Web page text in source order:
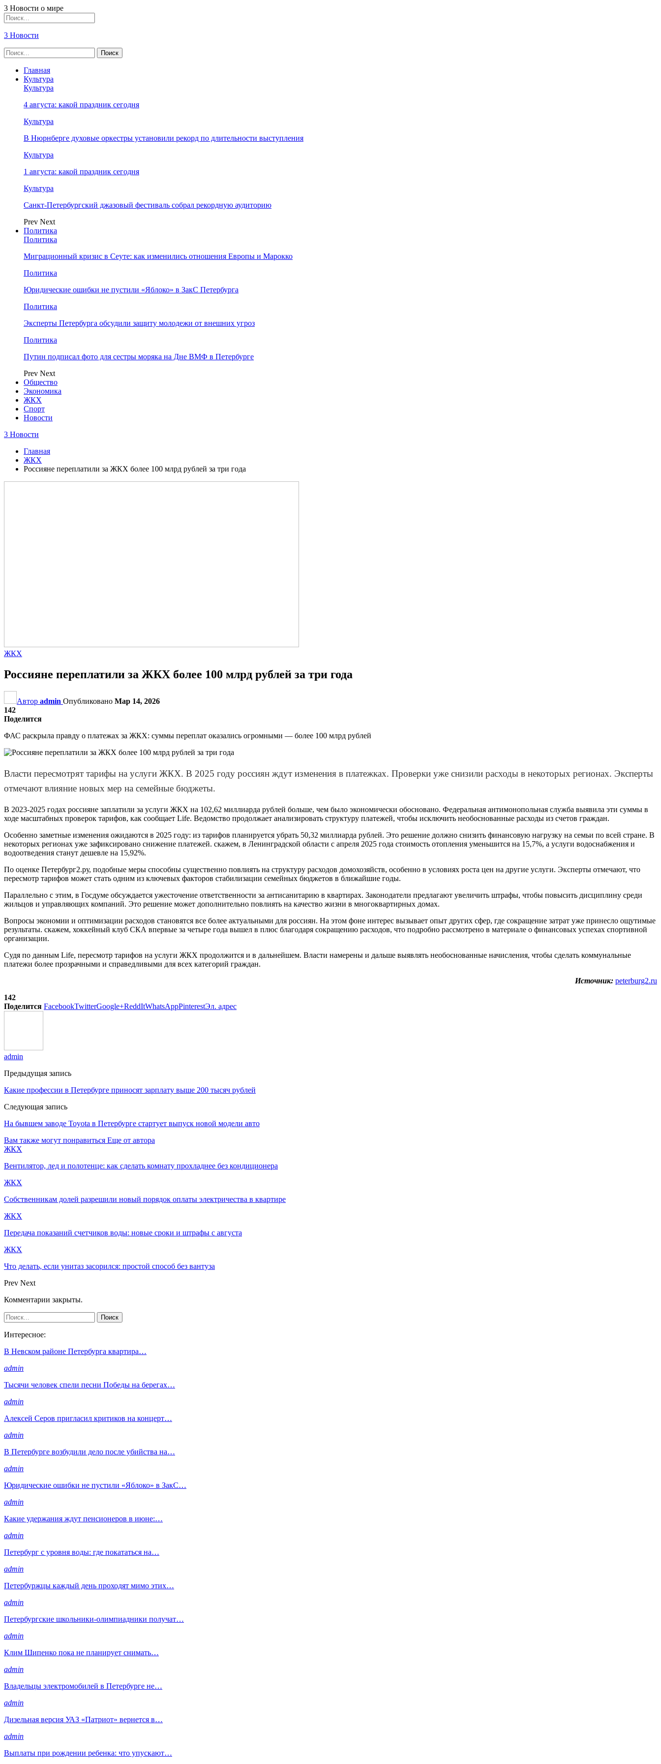
3 Новости о мире
3 Новости
Главная
Культура
Культура
4 августа: какой праздник сегодня
Культура
В Нюрнберге духовые оркестры установили рекорд по длительности выступления
Культура
1 августа: какой праздник сегодня
Культура
Санкт-Петербургский джазовый фестиваль собрал рекордную аудиторию
Prev Next
Политика
Политика
Миграционный кризис в Сеуте: как изменились отношения Европы и Марокко
Политика
Юридические ошибки не пустили «Яблоко» в ЗакС Петербурга
Политика
Эксперты Петербурга обсудили защиту молодежи от внешних угроз
Политика
Путин подписал фото для сестры моряка на Дне ВМФ в Петербурге
Prev Next
Общество
Экономика
ЖКХ
Спорт
Новости
3 Новости
Главная
ЖКХ
Россияне переплатили за ЖКХ более 100 млрд рублей за три года
ЖКХ
Россияне переплатили за ЖКХ более 100 млрд рублей за три года
Автор admin Опубликовано Мар 14, 2026
142
Поделится
ФАС раскрыла правду о платежах за ЖКХ: суммы переплат оказались огромными — более 100 млрд рублей
Власти пересмотрят тарифы на услуги ЖКХ. В 2025 году россиян ждут изменения в платежках. Проверки уже снизили расходы в некоторых регионах. Эксперты
отмечают влияние новых мер на семейные бюджеты.
В 2023-2025 годах россияне заплатили за услуги ЖКХ на 102,62 миллиарда рублей больше, чем было экономически обосновано. Федеральная антимонопольная служба выявила эти суммы в
ходе масштабных проверок тарифов, как сообщает Life. Ведомство продолжает анализировать структуру платежей, чтобы исключить необоснованные расходы из счетов граждан.
Особенно заметные изменения ожидаются в 2025 году: из тарифов планируется убрать 50,32 миллиарда рублей. Это решение должно снизить финансовую нагрузку на семьи по всей стране. В
некоторых регионах уже зафиксировано снижение платежей. скажем, в Ленинградской области с апреля 2025 года стоимость отопления уменьшится на 15,7%, а услуги водоснабжения и
водоотведения станут дешевле на 15,92%.
По оценке Петербург2.ру, подобные меры способны существенно повлиять на структуру расходов домохозяйств, особенно в условиях роста цен на другие услуги. Эксперты отмечают, что
пересмотр тарифов может стать одним из ключевых факторов стабилизации семейных бюджетов в ближайшие годы.
Параллельно с этим, в Госдуме обсуждается ужесточение ответственности за антисанитарию в квартирах. Законодатели предлагают увеличить штрафы, чтобы повысить дисциплину среди
жильцов и управляющих компаний. Это решение может дополнительно повлиять на качество жизни в многоквартирных домах.
Вопросы экономии и оптимизации расходов становятся все более актуальными для россиян. На этом фоне интерес вызывает опыт других сфер, где сокращение затрат уже принесло ощутимые
результаты. скажем, хоккейный клуб СКА впервые за четыре года вышел в плюс благодаря сокращению расходов, что подробно рассмотрено в материале о финансовых успехах спортивной
организации.
Судя по данным Life, пересмотр тарифов на услуги ЖКХ продолжится и в дальнейшем. Власти намерены и дальше выявлять необоснованные начисления, чтобы сделать коммунальные
платежи более прозрачными и справедливыми для всех категорий граждан.
Источник: peterburg2.ru
142
Поделится FacebookTwitterGoogle+ReddItWhatsAppPinterestЭл. адрес
admin
Предыдущая запись
Какие профессии в Петербурге приносят зарплату выше 200 тысяч рублей
Следующая запись
На бывшем заводе Toyota в Петербурге стартует выпуск новой модели авто
Вам также могут понравиться Еще от автора
ЖКХ
Вентилятор, лед и полотенце: как сделать комнату прохладнее без кондиционера
ЖКХ
Собственникам долей разрешили новый порядок оплаты электричества в квартире
ЖКХ
Передача показаний счетчиков воды: новые сроки и штрафы с августа
ЖКХ
Что делать, если унитаз засорился: простой способ без вантуза
Prev Next
Комментарии закрыты.
Интересное:
В Невском районе Петербурга квартира…
admin
Тысячи человек спели песни Победы на берегах…
admin
Алексей Серов пригласил критиков на концерт…
admin
В Петербурге возбудили дело после убийства на…
admin
Юридические ошибки не пустили «Яблоко» в ЗакС…
admin
Какие удержания ждут пенсионеров в июне:…
admin
Петербург с уровня воды: где покататься на…
admin
Петербуржцы каждый день проходят мимо этих…
admin
Петербургские школьники-олимпиадники получат…
admin
Клим Шипенко пока не планирует снимать…
admin
Владельцы электромобилей в Петербурге не…
admin
Дизельная версия УАЗ «Патриот» вернется в…
admin
Выплаты при рождении ребенка: что упускают…